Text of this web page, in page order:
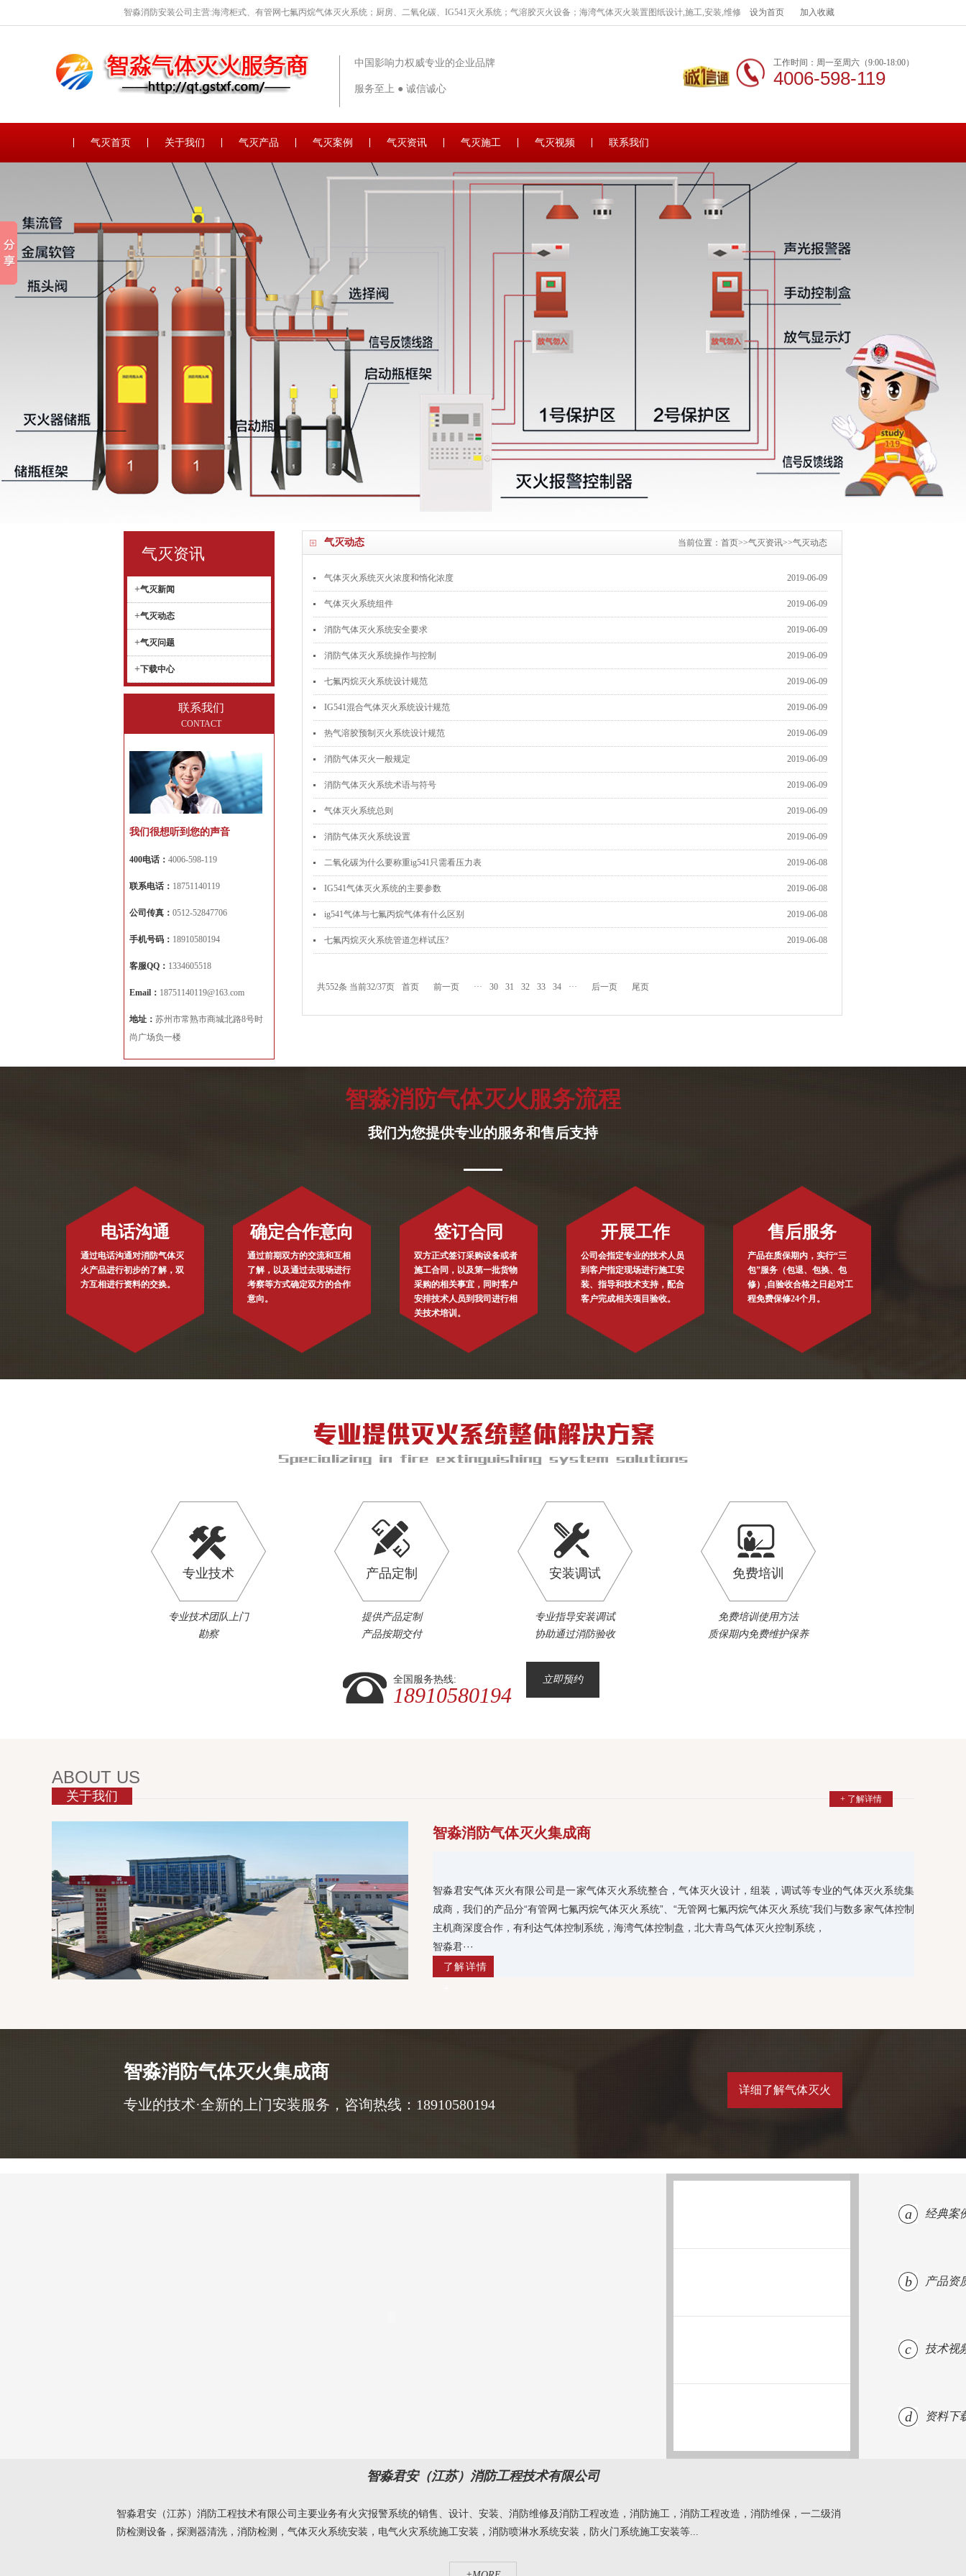
智淼消防安装公司主营:海湾柜式、有管网七氟丙烷气体灭火系统；厨房、二氧化碳、IG541灭火系统；气溶胶灭火设备；海湾气体灭火装置图纸设计,施工,安装,维修 设为首页 加入收藏
中国影响力权威专业的企业品牌
服务至上 ● 诚信诚心
工作时间：周一至周六（9:00-18:00）
4006-598-119
气灭首页 关于我们 气灭产品 气灭案例 气灭资讯 气灭施工 气灭视频 联系我们
气灭动态 当前位置： 首页>>气灭资讯>>气灭动态
气体灭火系统灭火浓度和惰化浓度 2019-06-09
气体灭火系统组件 2019-06-09
消防气体灭火系统安全要求 2019-06-09
消防气体灭火系统操作与控制 2019-06-09
七氟丙烷灭火系统设计规范 2019-06-09
IG541混合气体灭火系统设计规范 2019-06-09
热气溶胶预制灭火系统设计规范 2019-06-09
消防气体灭火一般规定 2019-06-09
消防气体灭火系统术语与符号 2019-06-09
气体灭火系统总则 2019-06-09
消防气体灭火系统设置 2019-06-09
二氧化碳为什么要称重ig541只需看压力表 2019-06-08
IG541气体灭火系统的主要参数 2019-06-08
ig541气体与七氟丙烷气体有什么区别 2019-06-08
七氟丙烷灭火系统管道怎样试压? 2019-06-08
共552条 当前32/37页 首页 前一页 ··· 30 31 32 33 34 ··· 后一页 尾页
气灭资讯
+气灭新闻
+气灭动态
+气灭问题
+下载中心
联系我们
CONTACT
我们很想听到您的声音
400电话： 4006-598-119
联系电话： 18751140119
公司传真： 0512-52847706
手机号码： 18910580194
客服QQ： 1334605518
Email： 18751140119@163.com
地址： 苏州市常熟市商城北路8号时
尚广场负一楼
智淼消防气体灭火服务流程
我们为您提供专业的服务和售后支持
电话沟通
通过电话沟通对消防气体灭
火产品进行初步的了解，双
方互相进行资料的交换。
确定合作意向
通过前期双方的交流和互相
了解，以及通过去现场进行
考察等方式确定双方的合作
意向。
签订合同
双方正式签订采购设备或者
施工合同，以及第一批货物
采购的相关事宜，同时客户
安排技术人员到我司进行相
关技术培训。
开展工作
公司会指定专业的技术人员
到客户指定现场进行施工安
装、指导和技术支持，配合
客户完成相关项目验收。
售后服务
产品在质保期内，实行“三
包”服务（包退、包换、包
修）,自验收合格之日起对工
程免费保修24个月。
专业技术
专业技术团队上门
勘察
产品定制
提供产品定制
产品按期交付
安装调试
专业指导安装调试
协助通过消防验收
免费培训
免费培训使用方法
质保期内免费维护保养
全国服务热线:
18910580194
立即预约
+ 了解详情
ABOUT US
关于我们
智淼消防气体灭火集成商
智淼君安气体灭火有限公司是一家气体灭火系统整合，气体灭火设计，组装，调试等专业的气体灭火系统集
成商，我们的产品分“有管网七氟丙烷气体灭火系统”、“无管网七氟丙烷气体灭火系统”我们与数多家气体控制
主机商深度合作，有利达气体控制系统，海湾气体控制盘，北大青鸟气体灭火控制系统，
智淼君···
了解详情
智淼消防气体灭火集成商
专业的技术·全新的上门安装服务，咨询热线：18910580194
详细了解气体灭火
a 经典案
b 产品资
c 技术视
d 资料下
智淼君安（江苏）消防工程技术有限公司
智淼君安（江苏）消防工程技术有限公司主要业务有火灾报警系统的销售、设计、安装、消防维修及消防工程改造，消防施工，消防工程改造，消防维保，一二级消
防检测设备，探测器清洗，消防检测，气体灭火系统安装，电气火灾系统施工安装，消防喷淋水系统安装，防火门系统施工安装等...